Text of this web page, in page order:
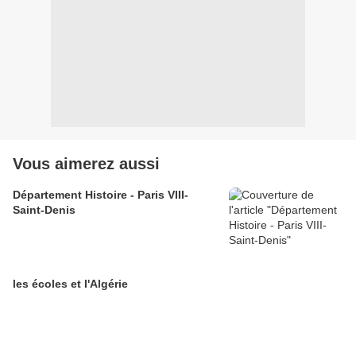
Vous aimerez aussi
Département Histoire - Paris VIII-
Saint-Denis
les écoles et l'Algérie